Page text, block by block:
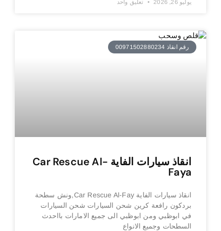
يوليو 26, 2026 تعليق واحد
رقم انقاذ 00971502880234
انقاذ سيارات الفاية Car Rescue Al-
Faya
انقاذ سيارات الفاية Car Rescue Al-Fay,ونش سطحة
بردكون رافعة كرين شحن السيارات شحن السيارات
في ابوظبي ومن ابوظبي الى جميع الامارات بااحدث
السطحات وجميع الانواع